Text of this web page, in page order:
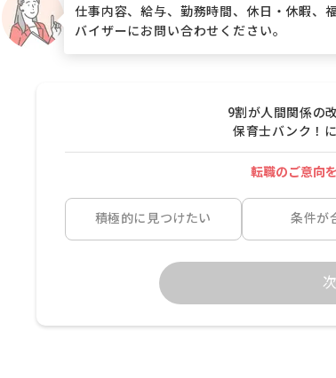
仕事内容、給与、勤務時間、休日・休暇、
バイザーにお問い合わせください。
9割が人間関係の
保育士バンク！
転職のご意向
積極的に見つけたい 条件が